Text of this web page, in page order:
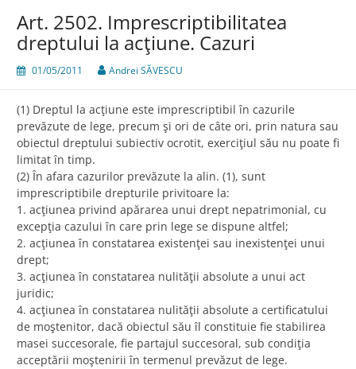
Art. 2502. Imprescriptibilitatea
dreptului la acţiune. Cazuri
01/05/2011 Andrei SĂVESCU
(1) Dreptul la acţiune este imprescriptibil în cazurile
prevăzute de lege, precum şi ori de câte ori, prin natura sau
obiectul dreptului subiectiv ocrotit, exerciţiul său nu poate fi
limitat în timp.
(2) În afara cazurilor prevăzute la alin. (1), sunt
imprescriptibile drepturile privitoare la:
1. acţiunea privind apărarea unui drept nepatrimonial, cu
excepţia cazului în care prin lege se dispune altfel;
2. acţiunea în constatarea existenţei sau inexistenţei unui
drept;
3. acţiunea în constatarea nulităţii absolute a unui act
juridic;
4. acţiunea în constatarea nulităţii absolute a certificatului
de moştenitor, dacă obiectul său îl constituie fie stabilirea
masei succesorale, fie partajul succesoral, sub condiţia
acceptării moştenirii în termenul prevăzut de lege.